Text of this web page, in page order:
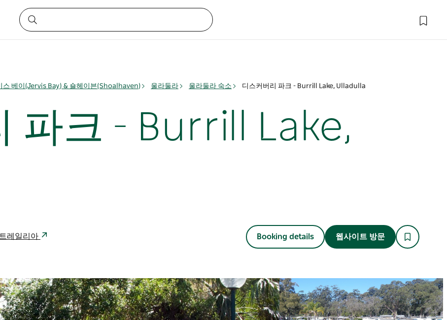
스 베이(Jervis Bay) & 숄헤이븐(Shoalhaven) 울라둘라 울라둘라 숙소 디스커버리 파크 - Burrill Lake, Ulladulla
파크 - Burrill Lake,
레일리아 Booking details 웹사이트 방문